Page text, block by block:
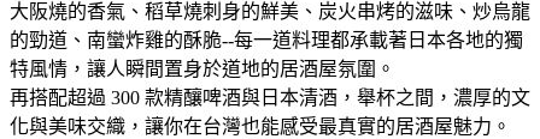
大阪燒的香氣、稻草燒刺身的鮮美、炭火串烤的滋味、炒烏龍
的勁道、南蠻炸雞的酥脆--每一道料理都承載著日本各地的獨
特風情，讓人瞬間置身於道地的居酒屋氛圍。
再搭配超過 300 款精釀啤酒與日本清酒，舉杯之間，濃厚的文
化與美味交織，讓你在台灣也能感受最真實的居酒屋魅力。